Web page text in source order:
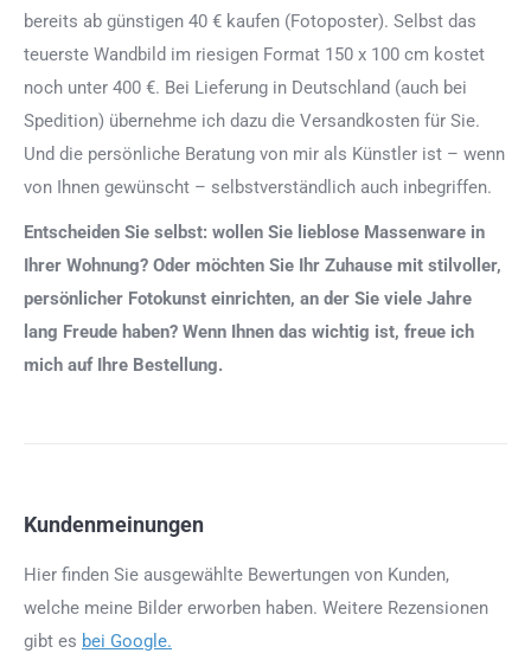
bereits ab günstigen 40 € kaufen (Fotoposter). Selbst das
teuerste Wandbild im riesigen Format 150 x 100 cm kostet
noch unter 400 €. Bei Lieferung in Deutschland (auch bei
Spedition) übernehme ich dazu die Versandkosten für Sie.
Und die persönliche Beratung von mir als Künstler ist – wenn
von Ihnen gewünscht – selbstverständlich auch inbegriffen.
Entscheiden Sie selbst: wollen Sie lieblose Massenware in
Ihrer Wohnung? Oder möchten Sie Ihr Zuhause mit stilvoller,
persönlicher Fotokunst einrichten, an der Sie viele Jahre
lang Freude haben? Wenn Ihnen das wichtig ist, freue ich
mich auf Ihre Bestellung.
Kundenmeinungen
Hier finden Sie ausgewählte Bewertungen von Kunden,
welche meine Bilder erworben haben. Weitere Rezensionen
gibt es bei Google.